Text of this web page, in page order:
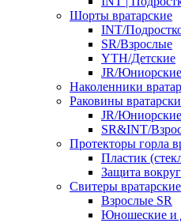
Шорты вратарские
INT/
SR/Взрослые
YTH/Детские
JR/Юниорские
Наколенники
Раковины
JR/Юниорские
SR&INT/
Протекторы горла
Пластик
Защита
Свитеры вратарские
Взрослые SR
Юношеские и